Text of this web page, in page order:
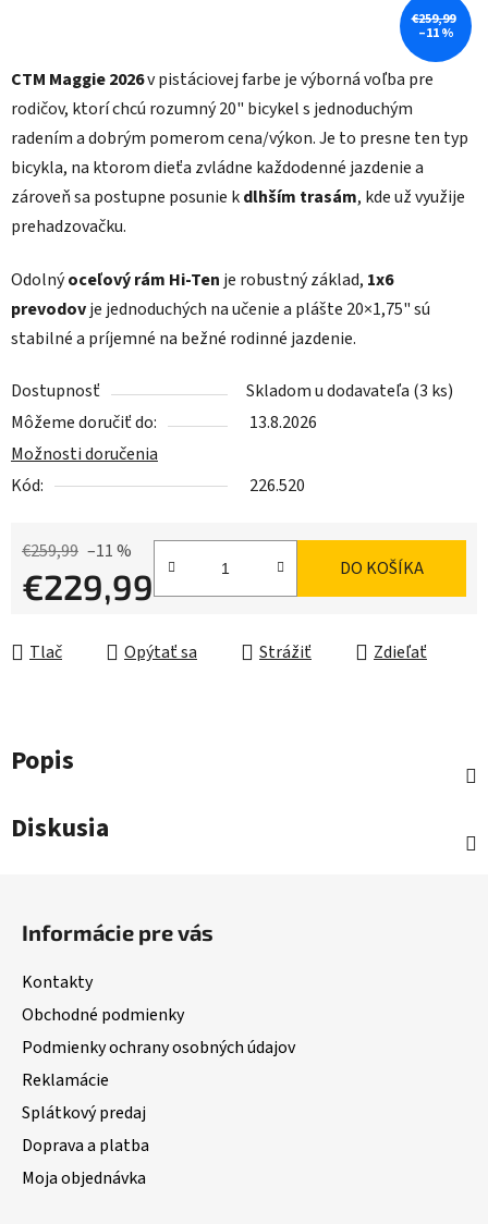
CTM Maggie 2026v pistáciovej farbe je výborná voľba pre
rodičov, ktorí chcú rozumný 20" bicykel s jednoduchým
radením a dobrým pomerom cena/výkon. Je to presne ten typ
bicykla, na ktorom dieťa zvládne každodenné jazdenie a
zároveň sa postupne posunie kdlhším trasám, kde už využije
prehadzovačku.
Odolnýoceľový rám Hi-Ten je robustný základ, 1x6
prevodovje jednoduchých na učenie a plášte 20×1,75" sú
stabilné a príjemné na bežné rodinné jazdenie.
Dostupnosť Skladom u dodavateľa (3 ks)
Môžeme doručiť do:
13.8.2026
Možnosti doručenia
Kód:
226.520
€259,99 –11 %
€229,99 DO KOŠÍKA
Tlač Opýtať sa Strážiť Zdieľať
€259,99
–11 %
Popis
Diskusia
Informácie pre vás
Kontakty
Obchodné podmienky
Podmienky ochrany osobných údajov
Reklamácie
Splátkový predaj
Doprava a platba
Moja objednávka